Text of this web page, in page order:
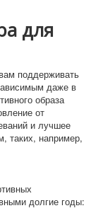
для
поддерживать
даже в
образа
от
и лучшее
таких, например,
долгие годы: